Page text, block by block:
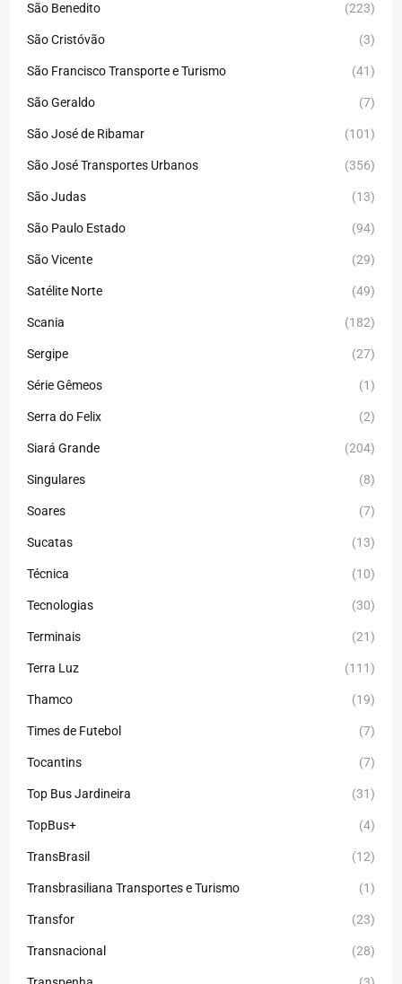
São Benedito (223)
São Cristóvão (3)
São Francisco Transporte e Turismo (41)
São Geraldo (7)
São José de Ribamar (101)
São José Transportes Urbanos (356)
São Judas (13)
São Paulo Estado (94)
São Vicente (29)
Satélite Norte (49)
Scania (182)
Sergipe (27)
Série Gêmeos (1)
Serra do Felix (2)
Siará Grande (204)
Singulares (8)
Soares (7)
Sucatas (13)
Técnica (10)
Tecnologias (30)
Terminais (21)
Terra Luz (111)
Thamco (19)
Times de Futebol (7)
Tocantins (7)
Top Bus Jardineira (31)
TopBus+ (4)
TransBrasil (12)
Transbrasiliana Transportes e Turismo (1)
Transfor (23)
Transnacional (28)